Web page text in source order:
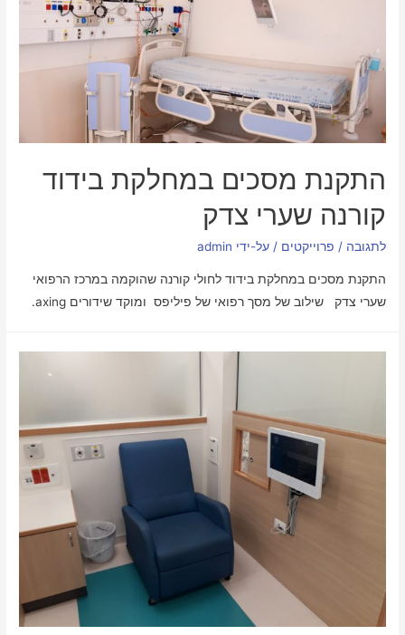
התקנת מסכים במחלקת בידוד
קורנה שערי צדק
לתגובה / פרוייקטים / על-ידי admin
התקנת מסכים במחלקת בידוד לחולי קורנה שהוקמה במרכז הרפואי
שערי צדק שילוב של מסך רפואי של פיליפס ומוקד שידורים axing.